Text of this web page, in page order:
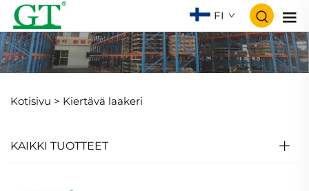
FI
Kotisivu > Kiertävä laakeri
KAIKKI TUOTTEET